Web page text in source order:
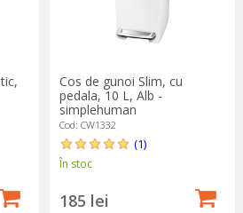
Cos de gunoi Slim, cu
pedala, 10 L, Alb -
simplehuman
Cod: CW1332
(1)
În stoc
185 lei